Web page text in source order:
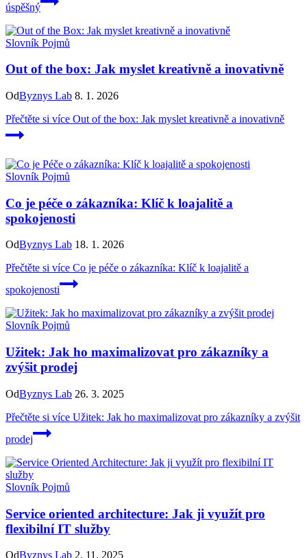
úspěšný
Slovník Pojmů
Out of the box: Jak myslet kreativně a inovativně
OdByznys Lab 8. 1. 2026
Přečtěte si více Out of the box: Jak myslet kreativně a inovativně
Slovník Pojmů
Co je péče o zákazníka: Klíč k loajalitě a
spokojenosti
OdByznys Lab 18. 1. 2026
Přečtěte si více Co je péče o zákazníka: Klíč k loajalitě a
spokojenosti
Slovník Pojmů
Užitek: Jak ho maximalizovat pro zákazníky a
zvýšit prodej
OdByznys Lab 26. 3. 2025
Přečtěte si více Užitek: Jak ho maximalizovat pro zákazníky a zvýšit
prodej
Slovník Pojmů
Service oriented architecture: Jak ji využít pro
flexibilní IT služby
OdByznys Lab 2. 11. 2025